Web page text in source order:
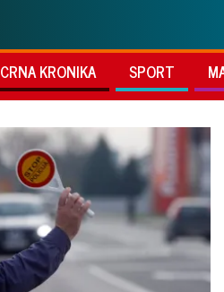
CRNA KRONIKA SPORT